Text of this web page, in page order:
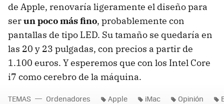
de Apple, renovaría ligeramente el diseño para
serun poco más fino, probablemente con
pantallas de tipo LED. Su tamaño se quedaría en
las 20 y 23 pulgadas, con precios a partir de
1.100 euros. Y esperemos que con los Intel Core
i7 como cerebro de la máquina.
TEMAS Ordenadores Apple iMac Opinión